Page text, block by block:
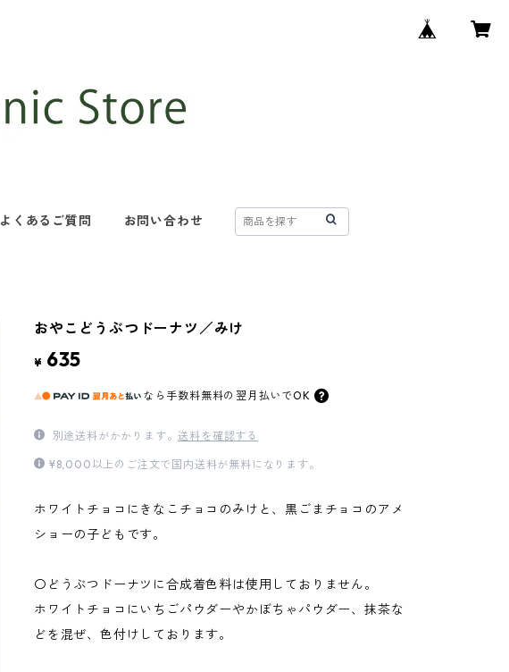
よくあるご質問 お問い合わせ
おやこどうぶつドーナツ／みけ
¥ 635
なら 手数料無料の 翌月払いでOK
別途送料がかかります。送料を確認する
¥8,000以上のご注文で国内送料が無料になります。
ホワイトチョコにきなこチョコのみけと、黒ごまチョコのアメ
ショーの子どもです。
〇どうぶつドーナツに合成着色料は使用しておりません。
ホワイトチョコにいちごパウダーやかぼちゃパウダー、抹茶な
どを混ぜ、色付けしております。